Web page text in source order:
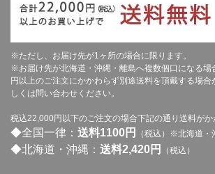
※ただし、お届け先が1ヶ所の場合に限ります。
※お届け先が北海道・沖縄・離島へ複数個口になる場
円以上のご注文にかかわらず別途送料を頂戴する場合
しくは問い合わせください。
税込22,000円以下のご注文の場合下記の通り送料がか
◆全国一律： 送料1100円 （税込）※北海道・
◆北海道・沖縄： 送料2,420円 （税込）